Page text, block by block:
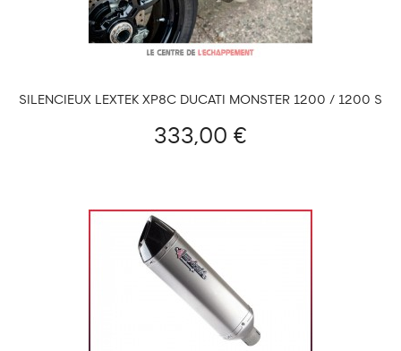
SILENCIEUX LEXTEK XP8C DUCATI MONSTER 1200 / 1200 S
333,00 €